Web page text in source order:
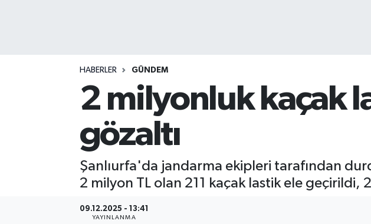
HABERLER GÜNDEM
2 milyonluk kaçak
gözaltı
Şanlıurfa'da jandarma ekipleri tarafından
2 milyon TL olan 211 kaçak lastik ele geçirildi, 2
09.12.2025 - 13:41
YAYINLANMA